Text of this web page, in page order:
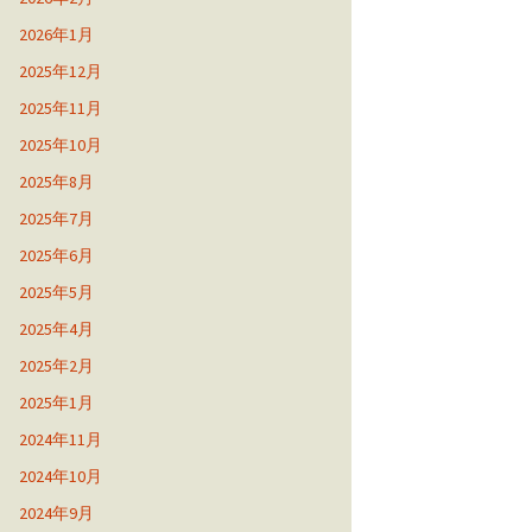
2026年1月
2025年12月
2025年11月
2025年10月
2025年8月
2025年7月
2025年6月
2025年5月
2025年4月
2025年2月
2025年1月
2024年11月
2024年10月
2024年9月